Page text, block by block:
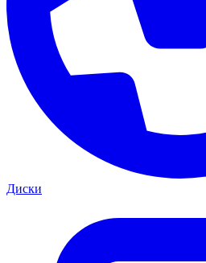
Диски